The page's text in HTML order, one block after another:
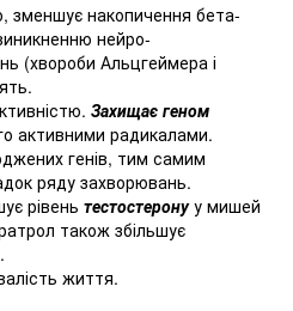
зменшує накопичення бета-
нейро-
(хвороби Альцгеймера і
Захищає геном
активними радикалами.
генів, тим самим
ряду захворювань.
рівень тестостеронуу мишей
також збільшує
життя.